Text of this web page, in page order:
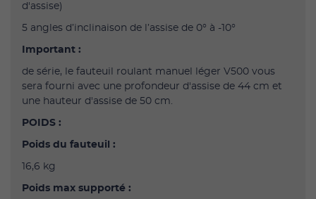
d'assise)
5 angles d’inclinaison de l’assise de 0° à -10°
Important :
de série, le fauteuil roulant manuel léger V500 vous
sera fourni avec une profondeur d'assise de 44 cm et
une hauteur d'assise de 50 cm.
POIDS :
Poids du fauteuil :
16,6 kg
Poids max supporté :